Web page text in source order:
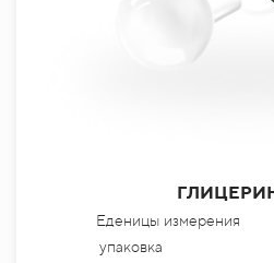
Еденицы измерения
упаковка